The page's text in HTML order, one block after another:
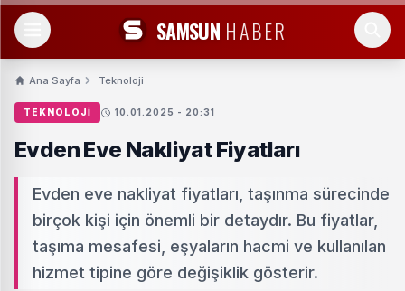
SAMSUN HABER
Ana Sayfa Teknoloji
TEKNOLOJI 10.01.2025 - 20:31
Evden Eve Nakliyat Fiyatları
Evden eve nakliyat fiyatları, taşınma sürecinde
birçok kişi için önemli bir detaydır. Bu fiyatlar,
taşıma mesafesi, eşyaların hacmi ve kullanılan
hizmet tipine göre değişiklik gösterir.